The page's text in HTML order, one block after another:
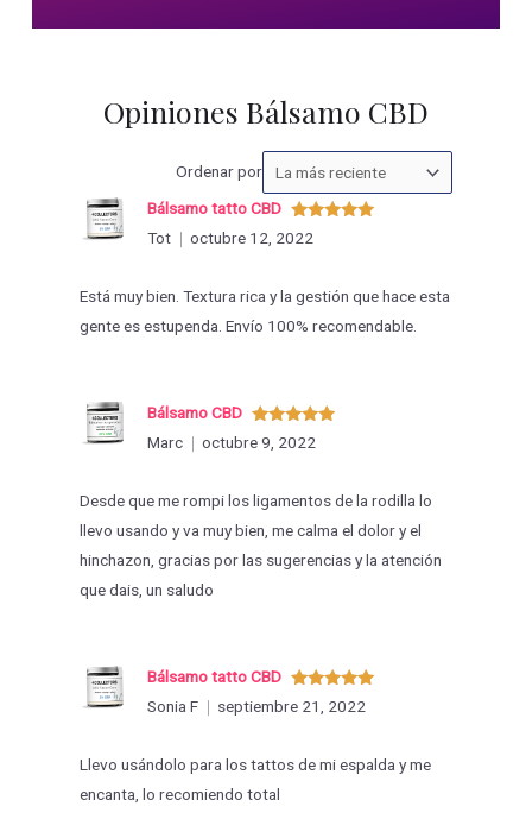
Opiniones Bálsamo CBD
Ordenar porOrdenar
las
Valorado
con
Bálsamo tatto CBD
Tot
octubre 12, 2022
Está muy bien. Textura rica y la gestión que hace esta
gente es estupenda. Envío 100% recomendable.
Valorado
con5de 5
Bálsamo CBD
Marc
octubre 9, 2022
Desde que me rompi los ligamentos de la rodilla lo
llevo usando y va muy bien, me calma el dolor y el
hinchazon, gracias por las sugerencias y la atención
que dais, un saludo
Valorado
con 5de 5
Bálsamo tatto CBD
Sonia F
septiembre 21, 2022
Llevo usándolo para los tattos de mi espalda y me
encanta, lo recomiendo total